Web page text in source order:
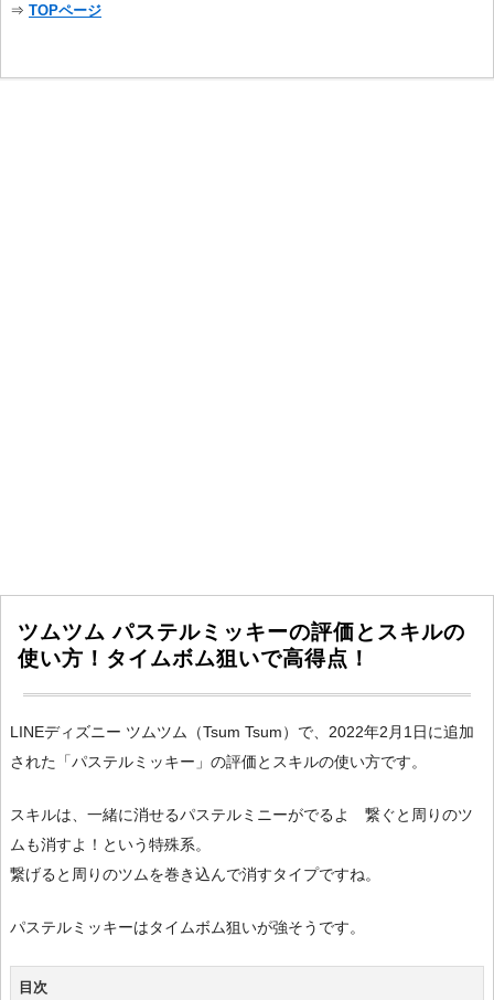
⇒ TOPページ
ツムツム パステルミッキーの評価とスキルの
使い方！タイムボム狙いで高得点！
LINEディズニー ツムツム（Tsum Tsum）で、2022年2月1日に追加
された「パステルミッキー」の評価とスキルの使い方です。
スキルは、一緒に消せるパステルミニーがでるよ 繋ぐと周りのツ
ムも消すよ！という特殊系。
繋げると周りのツムを巻き込んで消すタイプですね。
パステルミッキーはタイムボム狙いが強そうです。
目次